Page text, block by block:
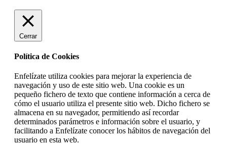
Cerrar
Política de Cookies
Enfelízate utiliza cookies para mejorar la experiencia de
navegación y uso de este sitio web. Una cookie es un
pequeño fichero de texto que contiene información a cerca de
cómo el usuario utiliza el presente sitio web. Dicho fichero se
almacena en su navegador, permitiendo así recordar
determinados parámetros e información sobre el usuario, y
facilitando a Enfelízate conocer los hábitos de navegación del
usuario en esta web.